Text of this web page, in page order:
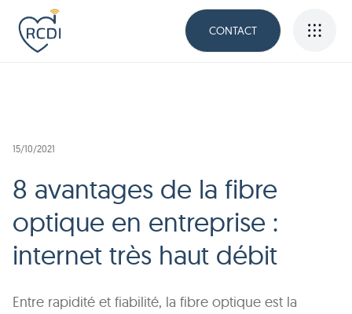
CONTACT
15/10/2021
8 avantages de la fibre
optique en entreprise :
internet très haut débit
Entre rapidité et fiabilité, la fibre optique est la